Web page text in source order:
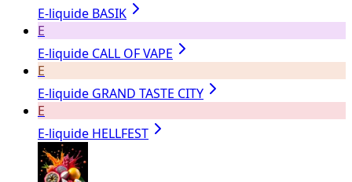
E-liquide BASIK
E
E-liquide CALL OF VAPE
E
E-liquide GRAND TASTE CITY
E
E-liquide HELLFEST